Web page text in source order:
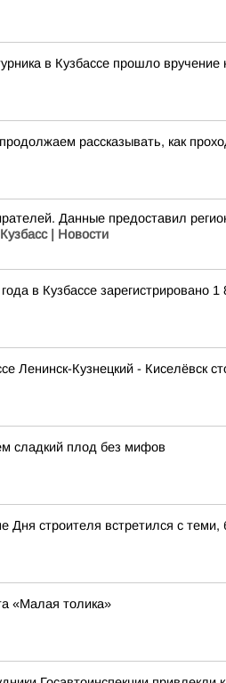
в Кузбассе прошло
рассказывать, как
Данные предоставил
| Новости
в Кузбассе зарегистрировано
Ленинск-Кузнецкий - Киселёвск
сладкий плод без мифов
Дня строителя встретился с
«Малая толика»